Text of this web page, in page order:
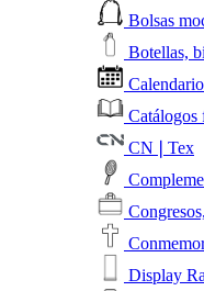
Bolsas
Botellas,
Catálogos
CN❘Tex
Display